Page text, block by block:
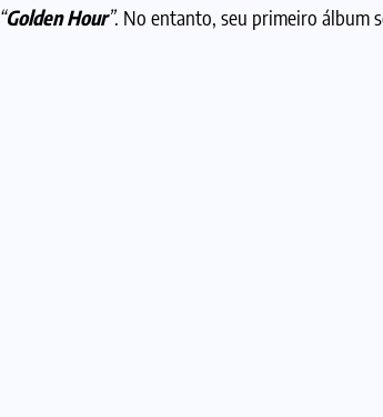
“Golden Hour”. No entanto, seu primeiro álbum